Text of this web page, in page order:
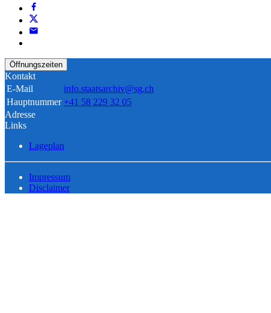
Öffnungszeiten
Kontakt
E-Mail
info.staatsarchiv@sg.ch
Hauptnummer +41 58 229 32 05
Adresse
Links
Lageplan
Impressum
Disclaimer